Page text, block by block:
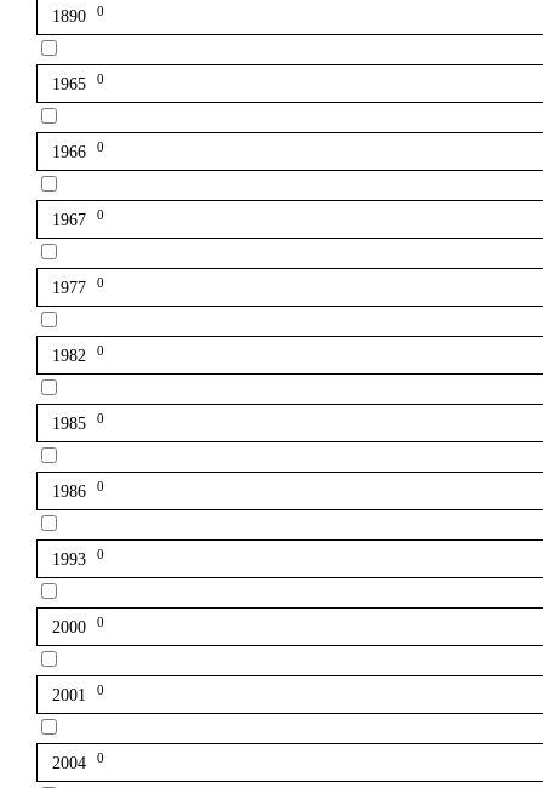
1890 0
1965 0
1966 0
1967 0
1977 0
1982 0
1985 0
1986 0
1993 0
2000 0
2001 0
2004 0